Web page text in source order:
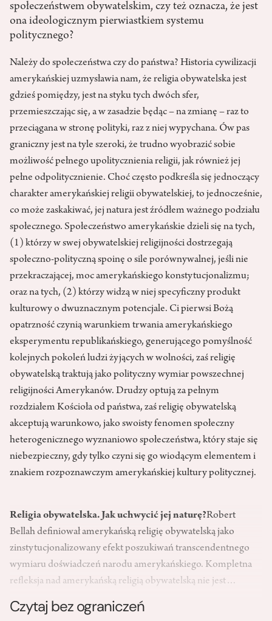
społeczeństwem obywatelskim, czy też oznacza, że jest
ona ideologicznym pierwiastkiem systemu
politycznego?
Należy do społeczeństwa czy do państwa? Historia cywilizacji
amerykańskiej uzmysławia nam, że religia obywatelska jest
gdzieś pomiędzy, jest na styku tych dwóch sfer,
przemieszczając się, a w zasadzie będąc – na zmianę – raz to
przeciągana w stronę polityki, raz z niej wypychana. Ów pas
graniczny jest na tyle szeroki, że trudno wyobrazić sobie
możliwość pełnego upolitycznienia religii, jak również jej
pełne odpolitycznienie. Choć często podkreśla się jednoczący
charakter amerykańskiej religii obywatelskiej, to jednocześnie,
co może zaskakiwać, jej natura jest źródłem ważnego podziału
społecznego. Społeczeństwo amerykańskie dzieli się na tych,
(1) którzy w swej obywatelskiej religijności dostrzegają
społeczno-polityczną spoinę o sile porównywalnej, jeśli nie
przekraczającej, moc amerykańskiego konstytucjonalizmu;
oraz na tych, (2) którzy widzą w niej specyficzny produkt
kulturowy o dwuznacznym potencjale. Ci pierwsi Bożą
opatrzność czynią warunkiem trwania amerykańskiego
eksperymentu republikańskiego, generującego pomyślność
kolejnych pokoleń ludzi żyjących w wolności, zaś religię
obywatelską traktują jako polityczny wymiar powszechnej
religijności Amerykanów. Drudzy optują za pełnym
rozdziałem Kościoła od państwa, zaś religię obywatelską
akceptują warunkowo, jako swoisty fenomen społeczny
heterogenicznego wyznaniowo społeczeństwa, który staje się
niebezpieczny, gdy tylko czyni się go wiodącym elementem i
znakiem rozpoznawczym amerykańskiej kultury politycznej.
Religia obywatelska. Jak uchwycić jej naturę?Robert
Bellah definiował amerykańską religię obywatelską jako
zinstytucjonalizowany efekt poszukiwań transcendentnego
wymiaru doświadczeń narodu amerykańskiego. Kompletna
refleksja nad amerykańską religią obywatelską nie jest…
Czytaj bez ograniczeń